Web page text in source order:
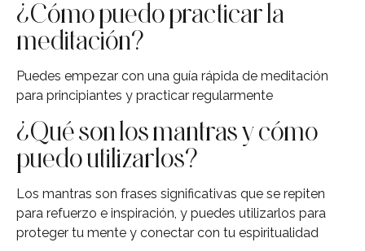
¿Cómo puedo practicar la
meditación?
Puedes empezar con una guía rápida de meditación
para principiantes y practicar regularmente
¿Qué son los mantras y cómo
puedo utilizarlos?
Los mantras son frases significativas que se repiten
para refuerzo e inspiración, y puedes utilizarlos para
proteger tu mente y conectar con tu espiritualidad